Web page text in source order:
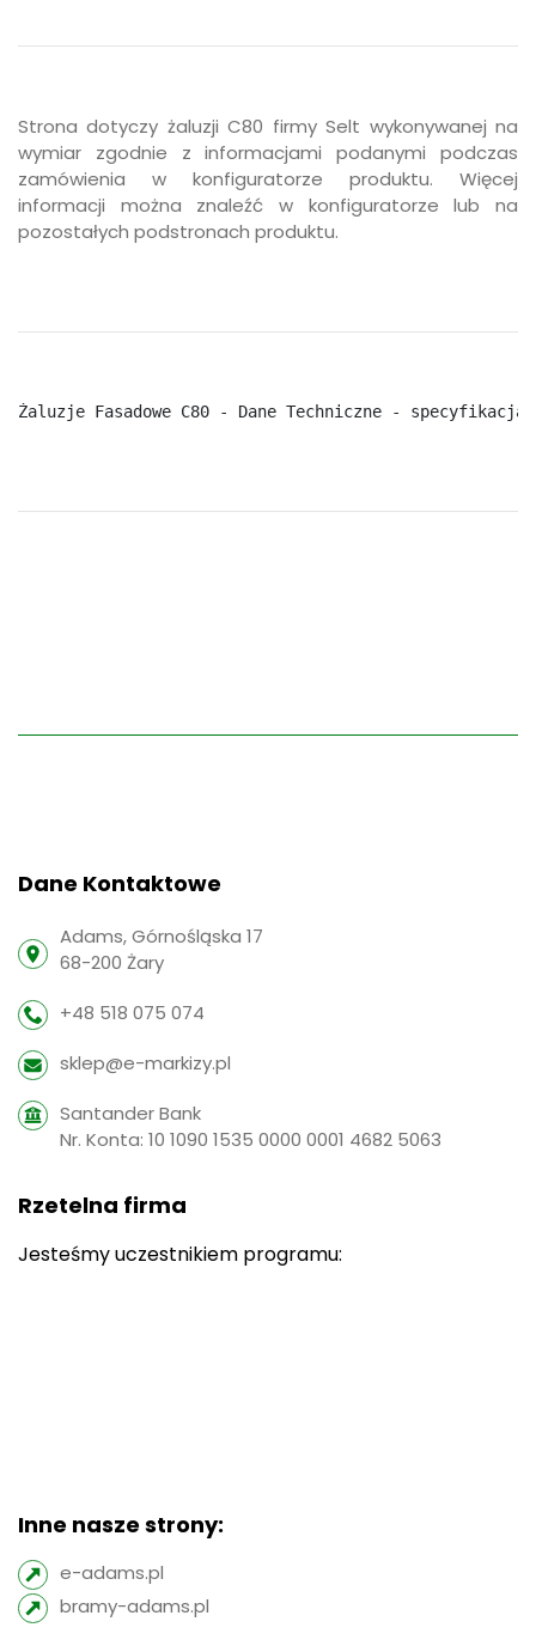
Strona dotyczy żaluzji C80 firmy Selt wykonywanej na
wymiar zgodnie z informacjami podanymi podczas
zamówienia w konfiguratorze produktu. Więcej
informacji można znaleźć w konfiguratorze lub na
pozostałych podstronach produktu.
Żaluzje Fasadowe C80 - Dane Techniczne -
Dane Kontaktowe
Adams, Górnośląska 17
68-200 Żary
+48 518 075 074
sklep@e-markizy.pl
Santander Bank
Nr. Konta: 10 1090 1535 0000 0001 4682 5063
Rzetelna firma
Jesteśmy uczestnikiem programu:
Inne nasze strony:
e-adams.pl
bramy-adams.pl